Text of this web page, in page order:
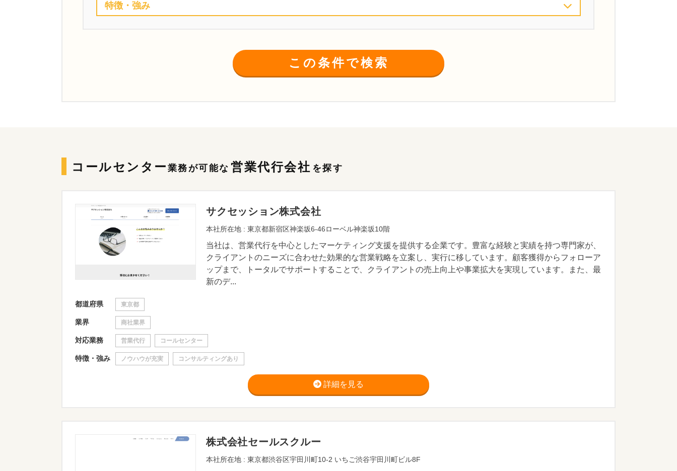
特徴・強み
この条件で検索
コールセンター 業務が可能な 営業代行会社 を探す
サクセッション株式会社
本社所在地 : 東京都新宿区神楽坂6-46ローベル神楽坂10階
当社は、営業代行を中心としたマーケティング支援を提供する企業です。豊富な経験と実績を持つ専門家が、
クライアントのニーズに合わせた効果的な営業戦略を立案し、実行に移しています。顧客獲得からフォローア
ップまで、トータルでサポートすることで、クライアントの売上向上や事業拡大を実現しています。また、最
新のデ...
都道府県 東京都
業界 商社業界
対応業務 営業代行 コールセンター
特徴・強み ノウハウが充実 コンサルティングあり
詳細を見る
株式会社セールスクルー
本社所在地 : 東京都渋谷区宇田川町10-2 いちご渋谷宇田川町ビル8F